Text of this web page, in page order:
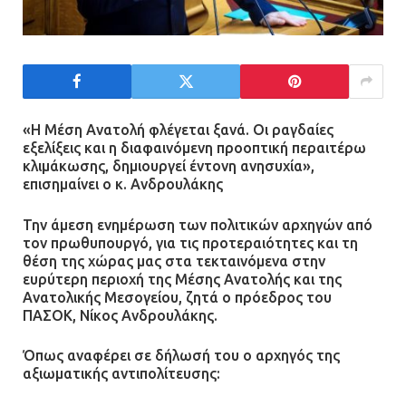
Ασπρόπυργος: Πέθανε ένας από
τους σοβαρά εγκαυματίες της
μεγάλης έκρηξης στο εργοστάσιο
12.07.2026 | 15:07
Άργος: Στη φυλακή οι δύο
αστυνομικοί για τους
πυροβολισμούς κατά του 20χρονου
11.07.2026 | 22:59
Ένα πουλί «υπεύθυνο» για την
πρωινή διακοπή ρεύματος στη
Μάνδρα
«Η Μέση Ανατολή φλέγεται ξανά. Οι ραγδαίες
εξελίξεις και η διαφαινόμενη προοπτική περαιτέρω
κλιμάκωσης, δημιουργεί έντονη ανησυχία»,
επισημαίνει ο κ. Ανδρουλάκης
Την άμεση ενημέρωση των πολιτικών αρχηγών από
τον πρωθυπουργό, για τις προτεραιότητες και τη
θέση της χώρας μας στα τεκταινόμενα στην
ευρύτερη περιοχή της Μέσης Ανατολής και της
Ανατολικής Μεσογείου, ζητά ο πρόεδρος του
ΠΑΣΟΚ, Νίκος Ανδρουλάκης.
Όπως αναφέρει σε δήλωσή του ο αρχηγός της
αξιωματικής αντιπολίτευσης: